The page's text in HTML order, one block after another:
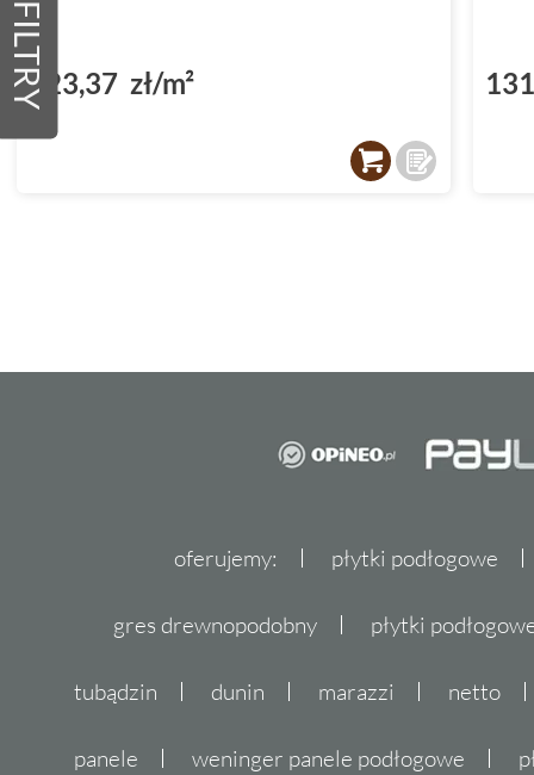
FILTRY123,37 zł/m²
oferujemy: płytki podłogowe
gres drewnopodobny płytki
tubądzin dunin marazzi netto
panele weninger panele podłogowe